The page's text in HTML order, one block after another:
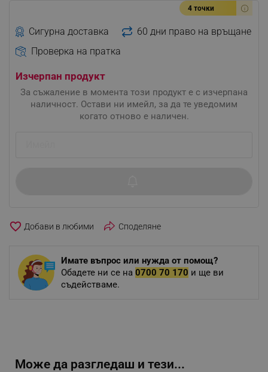
4 точки
Сигурна доставка
60 дни право на връщане
Проверка на пратка
Изчерпан продукт
За съжаление в момента този продукт е с изчерпана
наличност. Остави ни имейл, за да те уведомим
когато отново е наличен.
favorite_border Споделяне
Имате въпрос или нужда от помощ?
Обадете ни се на 0700 70 170 и ще ви
съдействаме.
Може да разгледаш и тези...